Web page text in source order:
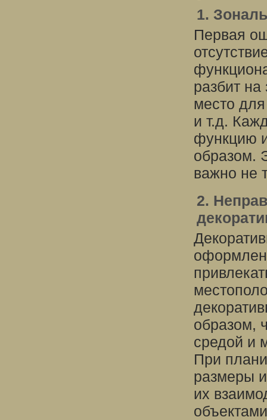
1.
Первая
разбит
место
и т.д.
функцию
образом.
важно не
2.
образом,
средой и
При
размеры
их